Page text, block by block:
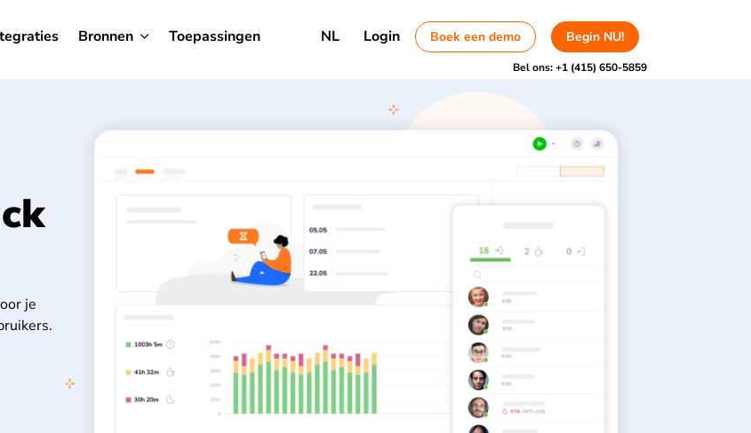
Bronnen Toepassingen NL Login Boek een demo Begin NU!
Bel ons:+1 (415) 650-5859
je